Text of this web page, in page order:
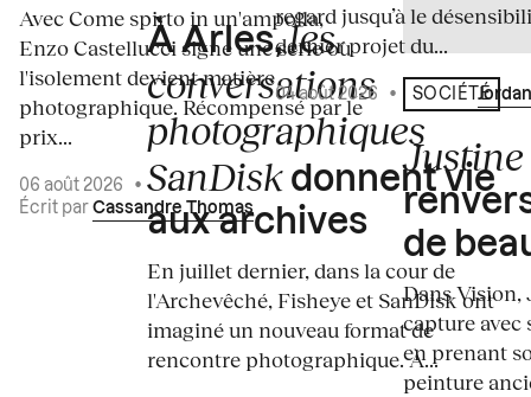
Avec Come spirto in un'ampolla,
Enzo Castellucci signe une série où
l'isolement devient matière
photographique. Récompensé par le
prix...
06 août 2026
•
Écrit par Cassandre Thomas
À Arles,les
conversations
photographiques
SanDisk donnent vie
aux archives
En juillet dernier, dans la cour de
l'Archevêché, Fisheye et SanDisk ont
imaginé un nouveau format de
rencontre photographique. À...
regard jusqu’à le
dernier projet du...
04 août 2026 • Écrit par
SOCIÉTÉ
de
Dans
capture avec
en prenant
peinture